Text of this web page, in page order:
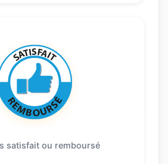
satisfait ou remboursé